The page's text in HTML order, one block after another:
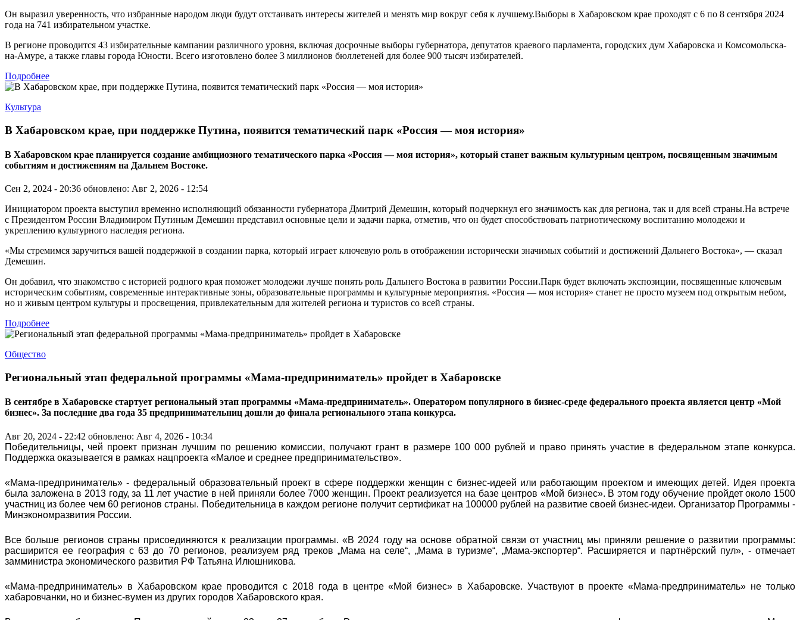
Он выразил уверенность, что избранные народом люди будут отстаивать интересы жителей и менять мир вокруг себя к лучшему.Выборы в Хабаровском крае проходят с 6 по 8 сентября 2024
года на 741 избирательном участке.
В регионе проводится 43 избирательные кампании различного уровня, включая досрочные выборы губернатора, депутатов краевого парламента, городских дум Хабаровска и Комсомольска-
на-Амуре, а также главы города Юности. Всего изготовлено более 3 миллионов бюллетеней для более 900 тысяч избирателей.
Подробнее
Культура
В Хабаровском крае, при поддержке Путина, появится тематический парк «Россия — моя история»
В Хабаровском крае планируется создание амбициозного тематического парка «Россия — моя история», который станет важным культурным центром, посвященным значимым
событиям и достижениям на Дальнем Востоке.
Сен 2, 2024 - 20:36 обновлено: Авг 2, 2026 - 12:54
Инициатором проекта выступил временно исполняющий обязанности губернатора Дмитрий Демешин, который подчеркнул его значимость как для региона, так и для всей страны.На встрече
с Президентом России Владимиром Путиным Демешин представил основные цели и задачи парка, отметив, что он будет способствовать патриотическому воспитанию молодежи и
укреплению культурного наследия региона.
«Мы стремимся заручиться вашей поддержкой в создании парка, который играет ключевую роль в отображении исторически значимых событий и достижений Дальнего Востока», — сказал
Демешин.
Он добавил, что знакомство с историей родного края поможет молодежи лучше понять роль Дальнего Востока в развитии России.Парк будет включать экспозиции, посвященные ключевым
историческим событиям, современные интерактивные зоны, образовательные программы и культурные мероприятия. «Россия — моя история» станет не просто музеем под открытым небом,
но и живым центром культуры и просвещения, привлекательным для жителей региона и туристов со всей страны.
Подробнее
Общество
Региональный этап федеральной программы «Мама-предприниматель» пройдет в Хабаровске
В сентябре в Хабаровске стартует региональный этап программы «Мама-предприниматель». Оператором популярного в бизнес-среде федерального проекта является центр «Мой
бизнес». За последние два года 35 предпринимательниц дошли до финала регионального этапа конкурса.
Авг 20, 2024 - 22:42 обновлено: Авг 4, 2026 - 10:34
Победительницы, чей проект признан лучшим по решению комиссии, получают грант в размере 100 000 рублей и право принять участие в федеральном этапе конкурса.
Поддержка оказывается в рамках нацпроекта «Малое и среднее предпринимательство».
«Мама-предприниматель» - федеральный образовательный проект в сфере поддержки женщин с бизнес-идеей или работающим проектом и имеющих детей. Идея проекта
была заложена в 2013 году, за 11 лет участие в ней приняли более 7000 женщин. Проект реализуется на базе центров «Мой бизнес». В этом году обучение пройдет около 1500
участниц из более чем 60 регионов страны. Победительница в каждом регионе получит сертификат на 100000 рублей на развитие своей бизнес-идеи. Организатор Программы -
Минэкономразвития России.
Все больше регионов страны присоединяются к реализации программы. «В 2024 году на основе обратной связи от участниц мы приняли решение о развитии программы:
расширится ее география с 63 до 70 регионов, реализуем ряд треков „Мама на селе“, „Мама в туризме“, „Мама-экспортер“. Расширяется и партнёрский пул», - отмечает
замминистра экономического развития РФ Татьяна Илюшникова.
«Мама-предприниматель» в Хабаровском крае проводится с 2018 года в центре «Мой бизнес» в Хабаровске. Участвуют в проекте «Мама-предприниматель» не только
хабаровчанки, но и бизнес-вумен из других городов Хабаровского края.